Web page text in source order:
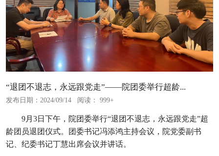
“退团不退志，永远跟党走”——院团委举行超龄...
发布日期：2024/09/14 阅读： 999+
9月3日下午，院团委举行“退团不退志，永远跟党走”超
龄团员退团仪式。团委书记冯添鸿主持会议，院党委副书
记、纪委书记丁慧出席会议并讲话。